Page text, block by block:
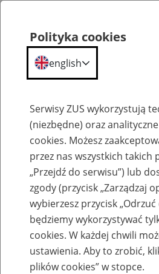
Szkolenia
Zaproś ZUS do siebie -
eZUS w siedzibie
Polityka cookies
english
Serwisy ZUS wykorzystują
(niezbędne) oraz
cookies. Możesz
przez nas wszystkich takich
„Przejdź do serwisu”) lub
zgody (przycisk „Zarządzaj
wybierzesz przycisk
będziemy wykorzystywać
cookies. W każdej chwili
ustawienia. Aby to zrobić,
plików cookies” w stopce.